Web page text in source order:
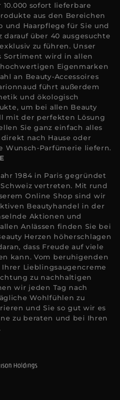
sofort lieferbare
aus den Bereichen
und Haarpflege für Sie und
über 40 ausgesuchte
zu führen. Unser
Sortiment wird in allen
Eigenmarken
an Beauty-Accessoires
führt außerdem
und ökologisch
um bei allen Beauty
mit der perfekten Lösung
Sie ganz einfach alles
nach Hause oder
Wunsch-Parfümerie liefern.
1984 in Paris gegründet
vertreten. Mit rund
Online Shop sind wir
Beautyhandel in der
Aktionen und
Anlässen finden Sie bei
Herzen höherschlagen
dass Freude auf viele
kann. Vom beruhigenden
Lieblingsaugencreme
zu nachhaltigen
wir jeden Tag nach
Wohlfühlen zu
und Sie so gut wir es
zu beraten und bei Ihren